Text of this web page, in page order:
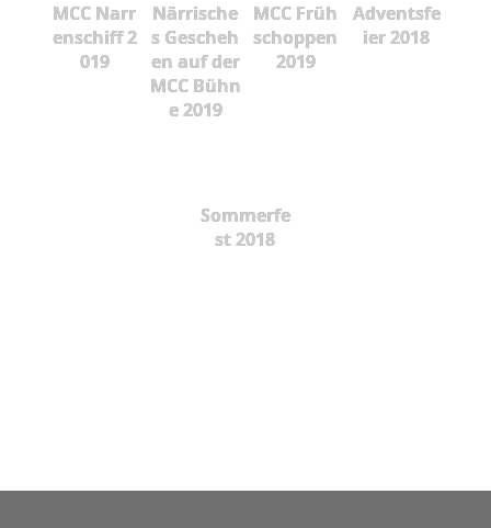
MCC Narr
enschiff 2
019
Närrische
s Gescheh
en auf der
MCC Bühn
e 2019
MCC Früh
schoppen
2019
Adventsfe
ier 2018
Sommerfe
st 2018